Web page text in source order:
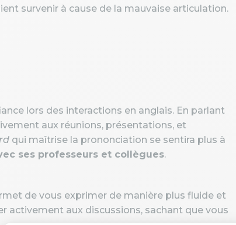
survenir à cause de la mauvaise articulation.
lors des interactions en anglais. En parlant
aux réunions, présentations, et
qui maîtrise la prononciation se sentira plus à
ses professeurs et collègues.
de vous exprimer de manière plus fluide et
activement aux discussions, sachant que vous